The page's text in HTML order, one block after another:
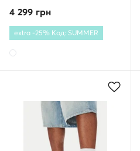
4 299 грн
extra -25% Код: SUMMER